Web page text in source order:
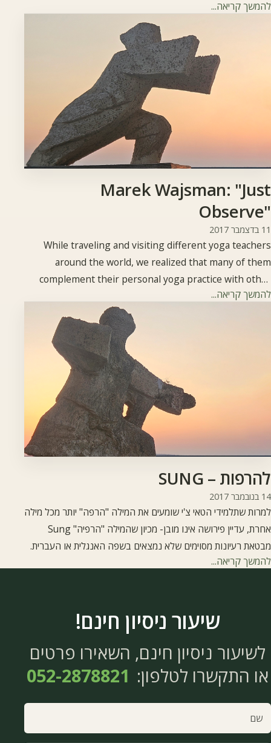
את חיי היומיום.
להמשך קריאה...
Marek Wajsman: "Just
Observe"
11 בדצמבר 2017
While traveling and visiting different yoga teachers
around the world, we realized that many of them
complement their personal yoga practice with other
arts and traditions like Qigong, Tai Chi, meditation, etc.
We have also met many martial arts teachers who use
yogic techniques and meditation to enhance their own
להמשך קריאה...
להרפות – SUNG
14 בנובמבר 2017
למרות שתלמידי הטאי צ'י שומעים את המילה "הרפה" יותר מכל מילה
אחרת, עדיין פירושה אינו מובן- מכיון שהמילה "הרפיה" Sung
מבטאת רעיונות מסוימים שלא נמצאים בשפה האנגלית או העברית.
תלמיד טאי צ'י ממוצע אינו יודע להרפות את "עודף המתח" בשרירים
להמשך קריאה...
שיעור ניסיון חינם!
לשיעור ניסיון חינם, השאירו פרטים
או התקשרו לטלפון: 052-2878821
שם